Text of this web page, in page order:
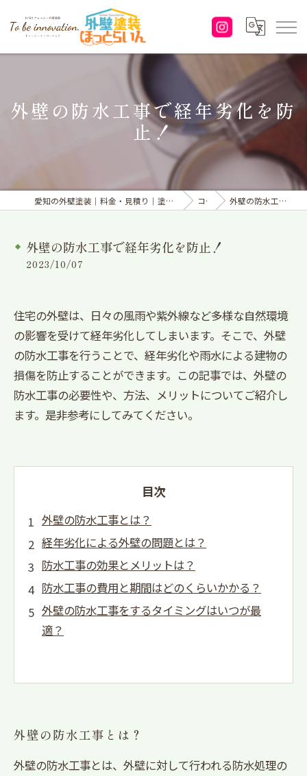
外壁の防水工事で経年劣化を防
止！
愛知の外壁塗装｜料金・見積り｜塗り替えなら「株式会社To be innovation.」へ コラム 外壁の防水工事で経年劣化を防止！
外壁の防水工事で経年劣化を防止！
2023/10/07
住宅の外壁は、日々の風雨や紫外線など多様な自然環境
の影響を受けて経年劣化してしまいます。そこで、外壁
の防水工事を行うことで、経年劣化や雨水による建物の
損傷を防止することができます。この記事では、外壁の
防水工事の必要性や、方法、メリットについてご紹介し
ます。是非参考にしてみてください。
目次
外壁の防水工事とは？
経年劣化による外壁の問題とは？
防水工事の効果とメリットは？
防水工事の費用と期間はどのくらいかかる？
外壁の防水工事をするタイミングはいつが最
適？
外壁の防水工事とは？
外壁の防水工事とは、外壁に対して行われる防水処理の